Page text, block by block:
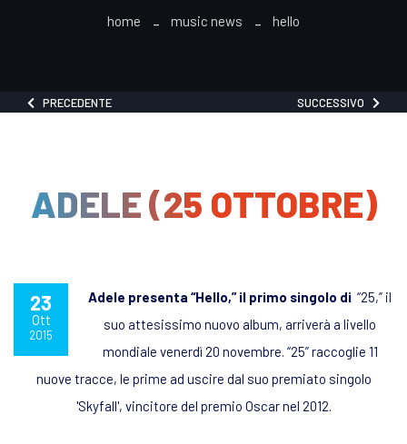
home music news hello
PRECEDENTE SUCCESSIVO
ADELE (25 OTTOBRE)
23
Ott
2015
Adele presenta “Hello,” il primo singolo di “25,” il
suo attesissimo nuovo album, arriverà a livello
mondiale venerdì 20 novembre. “25” raccoglie 11
nuove tracce, le prime ad uscire dal suo premiato singolo
'Skyfall', vincitore del premio Oscar nel 2012.